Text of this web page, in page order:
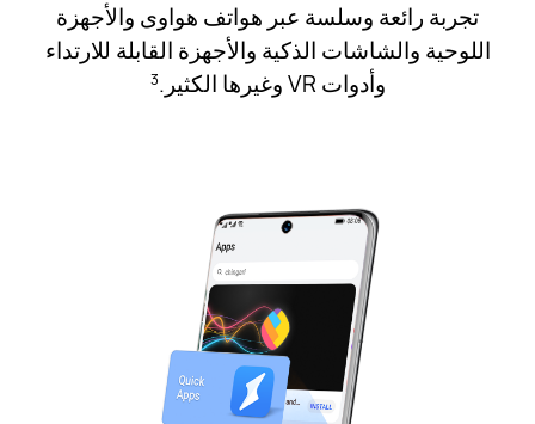
تجربة رائعة وسلسة عبر هواتف هواوى والأجهزة
اللوحية والشاشات الذكية والأجهزة القابلة للارتداء
وأدوات VR وغيرها الكثير.
3